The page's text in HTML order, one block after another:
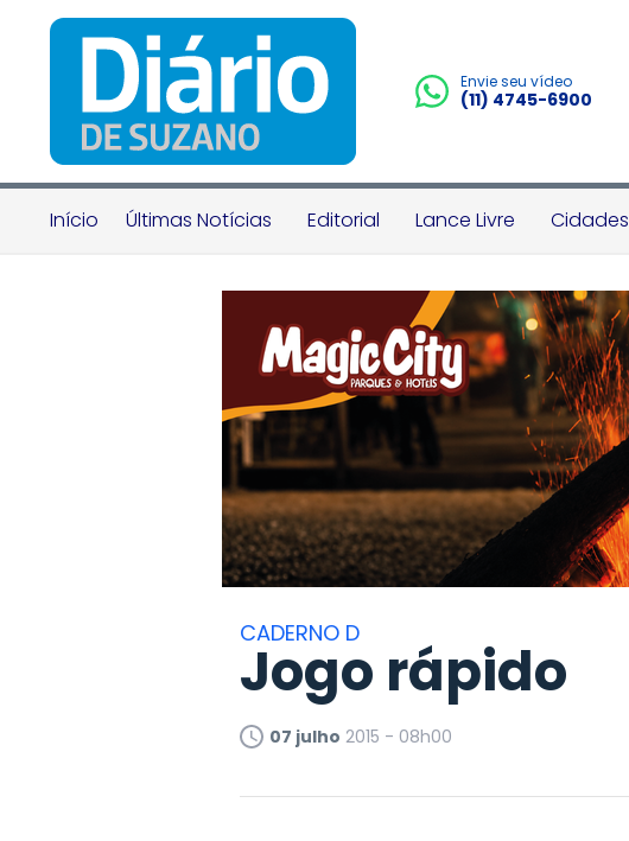
Envie seu vídeo
(11) 4745-6900
Início Últimas Notícias Editorial Lance Livre Cidades
CADERNO D
Jogo rápido
07 julho 2015 - 08h00